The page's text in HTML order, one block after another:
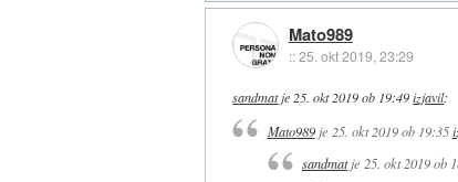
Mato989
::25. okt 2019, 23:29
sandmatje25. okt 2019 ob 19:49 izjavil:
Mato989je 25. okt 2019 ob 19:35
sandmatje 25. okt 2019 ob